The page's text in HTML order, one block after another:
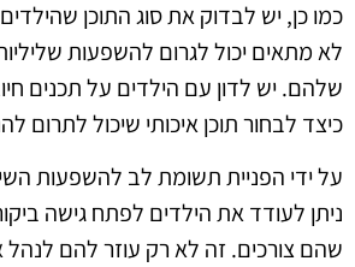
כמו כן, יש לבדוק את סוג התוכן
לא מתאים יכול לגרום להשפעות
שלהם. יש לדון עם הילדים על תכנים
כיצד לבחור תוכן איכותי שיכול לתרום
על ידי הפניית תשומת לב להשפעות
ניתן לעודד את הילדים לפתח גישה
שהם צורכים. זה לא רק עוזר להם